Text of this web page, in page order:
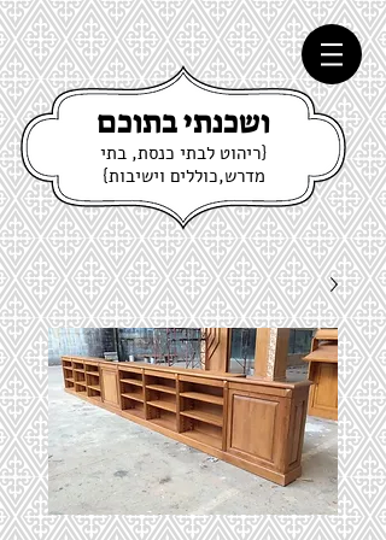
ושכנתי בתוכם
{ריהוט לבתי כנסת, בתי
מדרש,כוללים וישיבות}